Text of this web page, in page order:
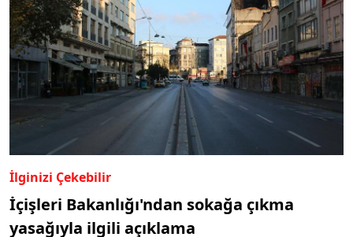
İlginizi Çekebilir
İçişleri Bakanlığı'ndan sokağa çıkma
yasağıyla ilgili açıklama